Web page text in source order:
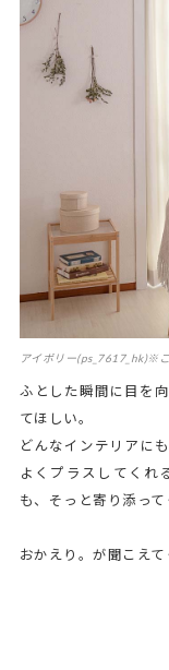
アイボリー(ps_7617_hk)※
ふとした瞬間に目を
てほしい。
どんなインテリアに
よくプラスしてくれ
も、そっと寄り添って
おかえり。が聞こえ